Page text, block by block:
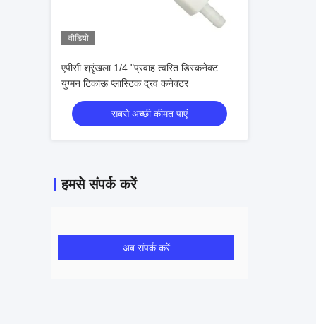
वीडियो
एपीसी श्रृंखला 1/4 "प्रवाह त्वरित डिस्कनेक्ट
युग्मन टिकाऊ प्लास्टिक द्रव कनेक्टर
सबसे अच्छी कीमत पाएं
हमसे संपर्क करें
अब संपर्क करें